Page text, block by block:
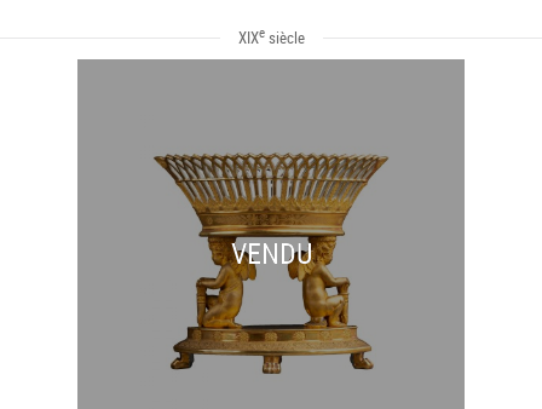
XIXesiècle
VENDU